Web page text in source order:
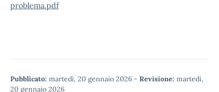
problema.pdf
Pubblicato: martedì, 20 gennaio 2026 - Revisione: martedì,
20 gennaio 2026